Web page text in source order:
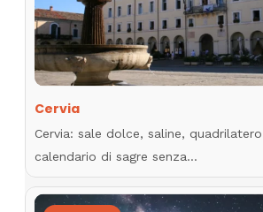
Cervia
Cervia: sale dolce, saline,
calendario di sagre senza…